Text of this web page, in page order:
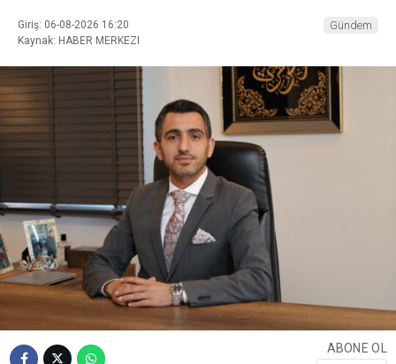
Giriş: 06-08-2026 16:20
Kaynak: HABER MERKEZI
Gündem
ABONE OL